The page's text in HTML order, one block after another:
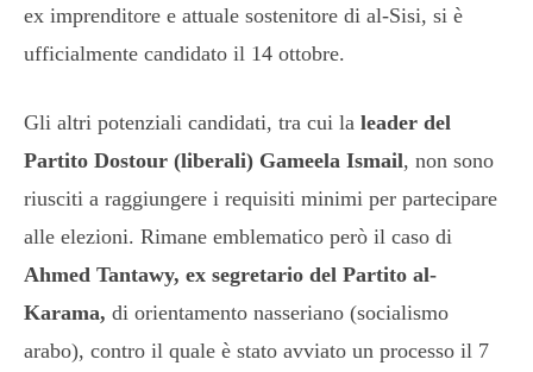
ex imprenditore e attuale sostenitore di al-Sisi, si è
ufficialmente candidato il 14 ottobre.
Gli altri potenziali candidati, tra cui la leader del
Partito Dostour (liberali) Gameela Ismail, non sono
riusciti a raggiungere i requisiti minimi per partecipare
alle elezioni. Rimane emblematico però il caso di
Ahmed Tantawy, ex segretario del Partito al-
Karama, di orientamento nasseriano (socialismo
arabo), contro il quale è stato avviato un processo il 7